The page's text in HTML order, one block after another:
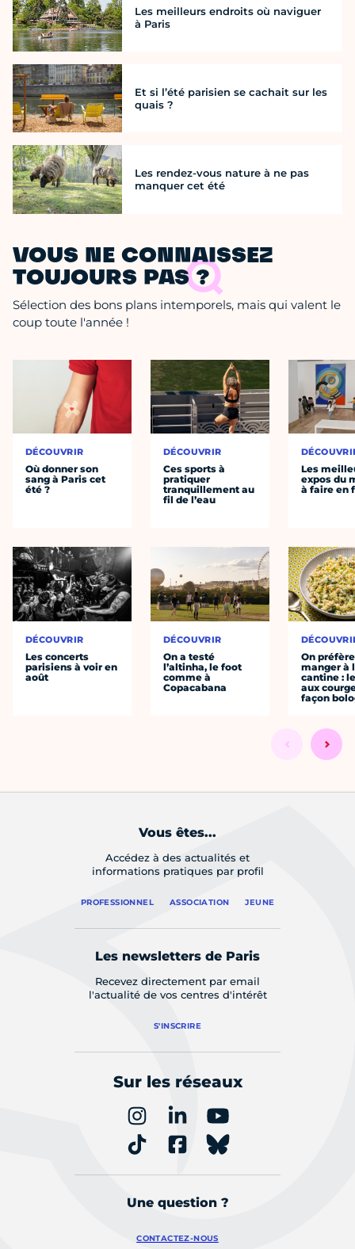
Les meilleurs endroits où naviguer
à Paris
Et si l’été parisien se cachait sur les
quais ?
Les rendez-vous nature à ne pas
manquer cet été
VOUS NE CONNAISSEZ
TOUJOURS PAS ?
Sélection des bons plans intemporels, mais qui valent le
coup toute l'année !
DÉCOUVRIR
Où donner son
sang à Paris cet
été ?
DÉCOUVRIR
Les concerts
parisiens à voir en
août
DÉCOUVRIR
Ces sports à
pratiquer
tranquillement au
fil de l’eau
DÉCOUVRIR
On a testé
l’altinha, le foot
comme à
Copacabana
Les
expos du
à faire en
On préfère
manger à
cantine :
aux
façon
Vous êtes...
Accédez à des actualités et
informations pratiques par profil
PROFESSIONNEL ASSOCIATION JEUNE
Les newsletters de Paris
Recevez directement par email
l'actualité de vos centres d'intérêt
S'INSCRIRE
Sur les réseaux
Une question ?
CONTACTEZ-NOUS